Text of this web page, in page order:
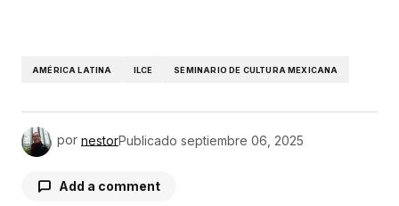
AMÉRICA LATINA ILCE SEMINARIO DE CULTURA MEXICANA
por nestorPublicado septiembre 06, 2025
Add a comment